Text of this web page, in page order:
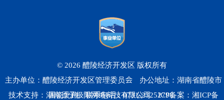
© 2026 醴陵经济开发区 版权所有
主办单位：醴陵经济开发区管理委员会
办公地址：湖南省醴陵市
国瓷北路
联系电话：0731-23252798
技术支持：湖南原子极限网络科技有限公司 ICP备案： 湘ICP备